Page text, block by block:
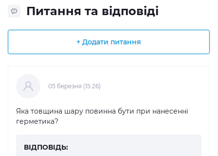
Питання та відповіді
+ Додати питання
05 березня (15:26)
Яка товщина шару повинна бути при нанесенні
герметика?
ВІДПОВІДЬ: